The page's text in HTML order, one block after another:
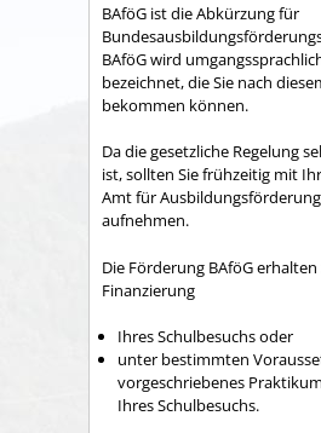
BAföG ist die Abkürzung für
BAföG wird
bezeichnet, die Sie nach
bekommen können.
Da die gesetzliche Regelung
ist, sollten Sie frühzeitig mit
Amt für
aufnehmen.
Die Förderung BAföG erhalten
Finanzierung
Ihres Schulbesuchs oder
unter bestimmten
vorgeschriebenes
Ihres Schulbesuchs.